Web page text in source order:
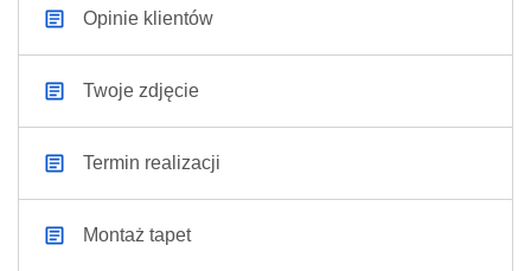
Opinie klientów
Twoje zdjęcie
Termin realizacji
Montaż tapet